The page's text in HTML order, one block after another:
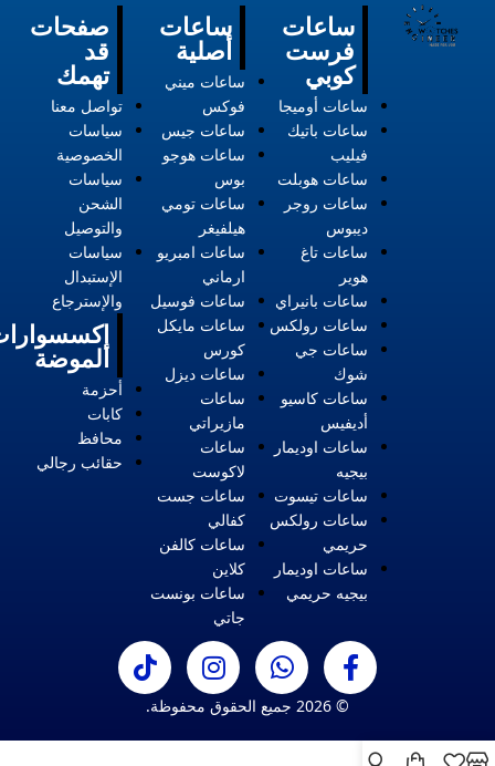
صفحات
قد
تهمك
تواصل معنا
سياسات
الخصوصية
سياسات
الشحن
والتوصيل
سياسات
الإستبدال
والإسترجاع
الموضة
أحزمة
كابات
محافظ
حقائب رجالي
ساعات
أصلية
ساعات ميني
فوكس
ساعات جيس
ساعات هوجو
بوس
ساعات تومي
هيلفيغر
ساعات امبريو
ارماني
ساعات فوسيل
ساعات مايكل
كورس
ساعات ديزل
ساعات
مازيراتي
ساعات
لاكوست
ساعات جست
كفالي
ساعات كالفن
كلاين
ساعات بونست
جاتي
ساعات
فرست
كوبي
ساعات أوميجا
ساعات باتيك
فيليب
ساعات هوبلت
ساعات روجر
ديبوس
ساعات تاغ
هوير
ساعات بانيراي
ساعات رولكس
ساعات جي
شوك
ساعات كاسيو
أديفيس
ساعات اوديمار
بيجيه
ساعات تيسوت
ساعات رولكس
حريمي
ساعات اوديمار
بيجيه حريمي
© 2026 جميع الحقوق محفوظة.